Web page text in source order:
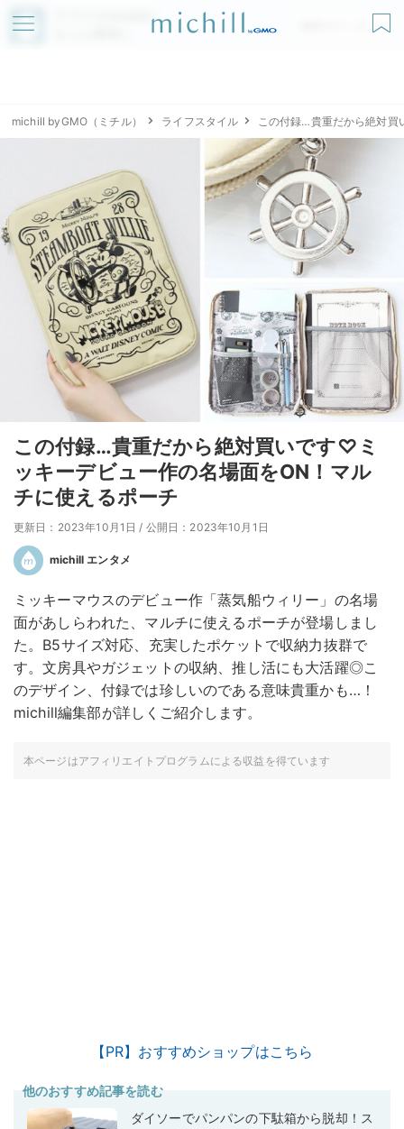
アプリでmichillが
無料ダウンロード
michill byGMO（ミチル） ライフスタイル この付録…貴重だから絶対買
この付録…貴重だから絶対買いです♡ミ
ッキーデビュー作の名場面をON！マル
チに使えるポーチ
更新日：2023年10月1日 / 公開日：2023年10月1日
michill エンタメ
ミッキーマウスのデビュー作「蒸気船ウィリー」の名場
面があしらわれた、マルチに使えるポーチが登場しまし
た。B5サイズ対応、充実したポケットで収納力抜群で
す。文房具やガジェットの収納、推し活にも大活躍◎こ
のデザイン、付録では珍しいのである意味貴重かも…！
michill編集部が詳しくご紹介します。
本ページはアフィリエイトプログラムによる収益を得ています
【PR】おすすめショップはこちら
他のおすすめ記事を読む
ダイソーでパンパンの下駄箱から脱却！ス